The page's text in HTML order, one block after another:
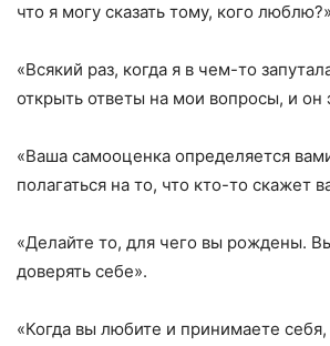
что я могу сказать тому, кого люблю?»
«Всякий раз, когда я в чем-то
открыть ответы на мои вопросы, и он
«Ваша самооценка определяется
полагаться на то, что кто-то скажет
«Делайте то, для чего вы рождены.
доверять себе».
«Когда вы любите и принимаете себя,